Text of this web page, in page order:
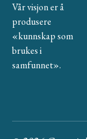
Vår visjon er å
produsere
«kunnskap som
brukes i
samfunnet».